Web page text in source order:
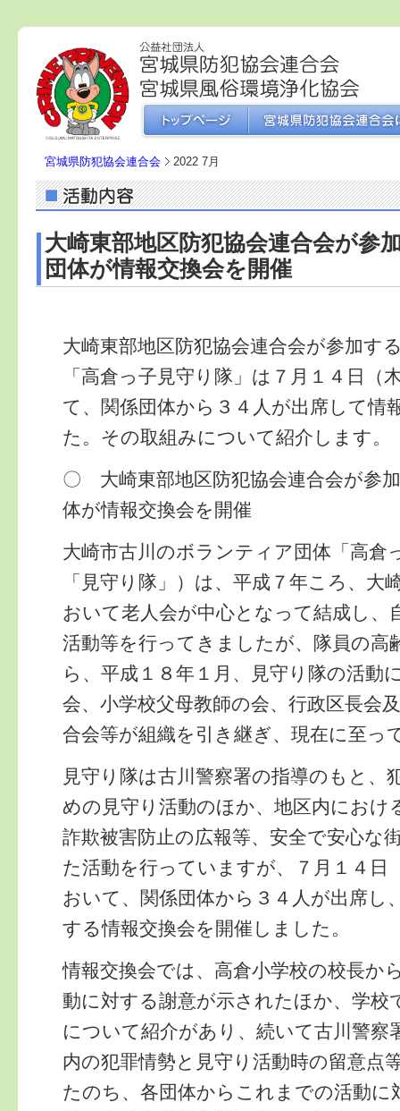
宮城県防犯協会連合会 2022 7月
大崎東部地区防犯協会連合会が参
団体が情報交換会を開催
大崎東部地区防犯協会連合会が参加す
「高倉っ子見守り隊」は７月１４日（
て、関係団体から３４人が出席して情
た。その取組みについて紹介します。
〇 大崎東部地区防犯協会連合会が参
体が情報交換会を開催
大崎市古川のボランティア団体「高倉
「見守り隊」）は、平成７年ころ、大
おいて老人会が中心となって結成し、
活動等を行ってきましたが、隊員の高
ら、平成１８年１月、見守り隊の活動
会、小学校父母教師の会、行政区長会
合会等が組織を引き継ぎ、現在に至っ
見守り隊は古川警察署の指導のもと、
めの見守り活動のほか、地区内におけ
詐欺被害防止の広報等、安全で安心な
た活動を行っていますが、７月１４日
おいて、関係団体から３４人が出席し
する情報交換会を開催しました。
情報交換会では、高倉小学校の校長か
動に対する謝意が示されたほか、学校
について紹介があり、続いて古川警察
内の犯罪情勢と見守り活動時の留意点
たのち、各団体からこれまでの活動に